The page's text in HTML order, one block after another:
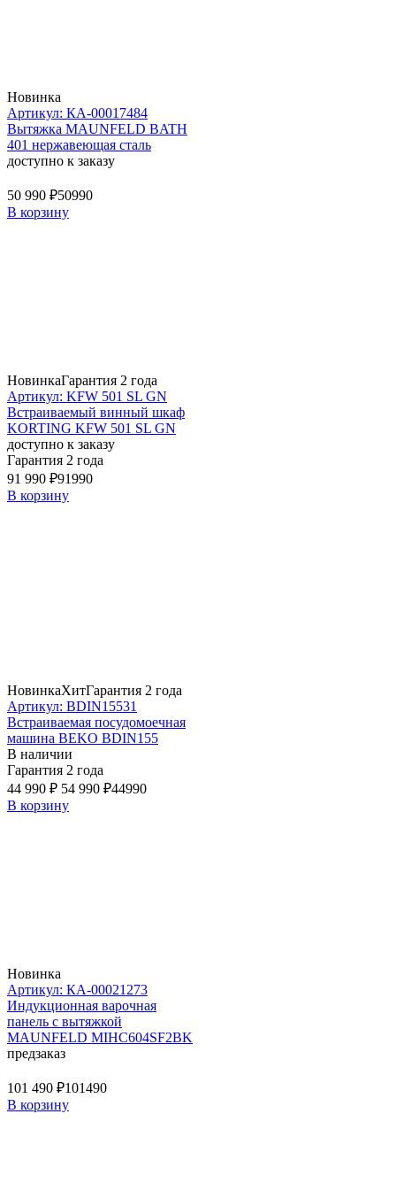
Новинка
Артикул: КА-00017484
Вытяжка MAUNFELD BATH
401 нержавеющая сталь
доступно к заказу
50 990 ₽50990
В корзину
НовинкаГарантия 2 года
Артикул: KFW 501 SL GN
Встраиваемый винный шкаф
KORTING KFW 501 SL GN
доступно к заказу
Гарантия 2 года
91 990 ₽91990
В корзину
НовинкаХитГарантия 2 года
Артикул: BDIN15531
Встраиваемая посудомоечная
машина BEKO BDIN155
В наличии
Гарантия 2 года
44 990 ₽ 54 990 ₽44990
В корзину
Новинка
Артикул: КА-00021273
Индукционная варочная
панель с вытяжкой
MAUNFELD MIHC604SF2BK
предзаказ
101 490 ₽101490
В корзину